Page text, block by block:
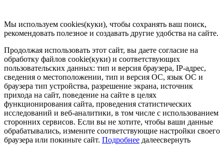
Мы используем cookies(куки), чтобы сохранять ваш поиск,
рекомендовать полезное и создавать другие удобства на сайте.
Продолжая использовать этот сайт, вы даете согласие на
обработку файлов cookie(куки) и соответствующих
пользовательских данных: тип и версия браузера, IP-адрес,
сведения о местоположении, тип и версия ОС, язык ОС и
браузера тип устройства, разрешение экрана, источник
прихода на сайт, поведение на сайте в целях
функционирования сайта, проведения статистических
исследований и веб-аналитики, в том числе с использованием
сторонних сервисов. Если вы не хотите, чтобы ваши данные
обрабатывались, измените соответствующие настройки своего
браузера или покиньте сайт. Подробнее далеесвернуть